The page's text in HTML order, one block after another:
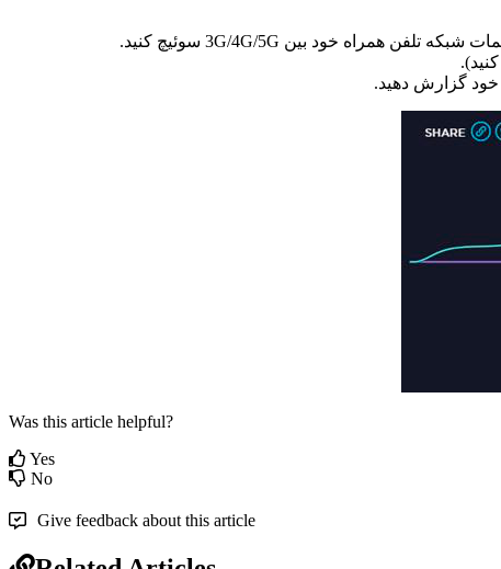
مات شبکه تلفن همر ه خود بین 3G/4G/5G سوئیچ کنید.
کنید)
.
خود گز ر ش دهید.
Was this article helpful?
Yes
No
Give feedback about this article